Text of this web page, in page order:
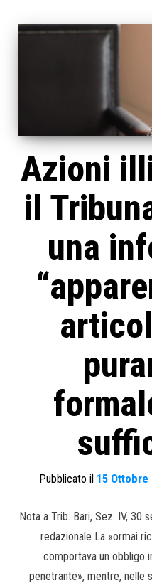
Azioni
il
una
Pubblicato il 15 Ottobre
Nota a Trib. Bari, Sez. IV, 30
redazionale La «ormai
comportava un obbligo
penetrante», mentre, nelle